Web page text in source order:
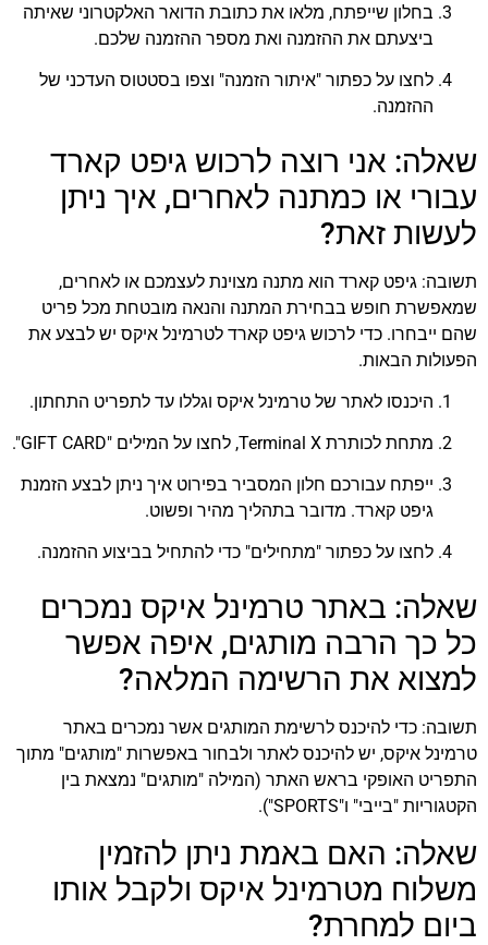
בחלון שייפתח, מלאו את כתובת הדואר האלקטרוני שאיתה
ביצעתם את ההזמנה ואת מספר ההזמנה שלכם.
לחצו על כפתור "איתור הזמנה" וצפו בסטטוס העדכני של
ההזמנה.
שאלה: אני רוצה לרכוש גיפט קארד
עבורי או כמתנה לאחרים, איך ניתן
לעשות זאת?
תשובה: גיפט קארד הוא מתנה מצוינת לעצמכם או לאחרים,
שמאפשרת חופש בבחירת המתנה והנאה מובטחת מכל פריט
שהם ייבחרו. כדי לרכוש גיפט קארד לטרמינל איקס יש לבצע את
הפעולות הבאות.
היכנסו לאתר של טרמינל איקס וגללו עד לתפריט התחתון.
מתחת לכותרת Terminal X, לחצו על המילים "GIFT CARD".
ייפתח עבורכם חלון המסביר בפירוט איך ניתן לבצע הזמנת
גיפט קארד. מדובר בתהליך מהיר ופשוט.
לחצו על כפתור "מתחילים" כדי להתחיל בביצוע ההזמנה.
שאלה: באתר טרמינל איקס נמכרים
כל כך הרבה מותגים, איפה אפשר
למצוא את הרשימה המלאה?
תשובה: כדי להיכנס לרשימת המותגים אשר נמכרים באתר
טרמינל איקס, יש להיכנס לאתר ולבחור באפשרות "מותגים" מתוך
התפריט האופקי בראש האתר (המילה "מותגים" נמצאת בין
הקטגוריות "בייבי" ו"SPORTS").
שאלה: האם באמת ניתן להזמין
משלוח מטרמינל איקס ולקבל אותו
ביום למחרת?